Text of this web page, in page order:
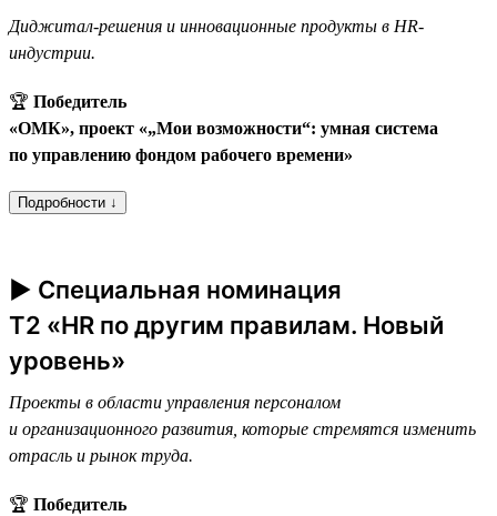
Диджитал-решения и инновационные продукты в HR-
индустрии.
🏆 Победитель
«ОМК», проект «„Мои возможности“: умная система
по управлению фондом рабочего времени»
Подробности ↓
► Специальная номинация
T2 «HR по другим правилам. Новый
уровень»
Проекты в области управления персоналом
и организационного развития, которые стремятся изменить
отрасль и рынок труда.
🏆 Победитель